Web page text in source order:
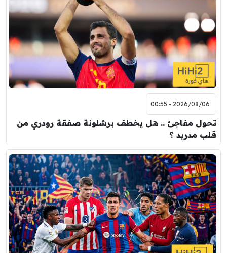
2026/08/06 - 00:55
تحول مفاجئ .. هل يخطف برشلونة صفقة رودري من
قلب مدريد ؟